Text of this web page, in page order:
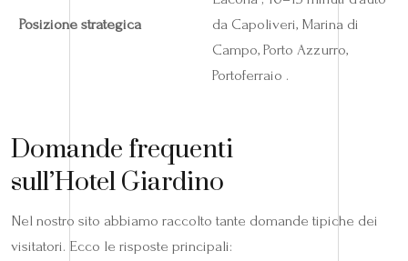
Posizione strategica
da Capoliveri, Marina di
Campo, Porto Azzurro,
Portoferraio .
Domande frequenti
sull’Hotel Giardino
Nel nostro sito abbiamo raccolto tante domande tipiche dei
visitatori. Ecco le risposte principali: